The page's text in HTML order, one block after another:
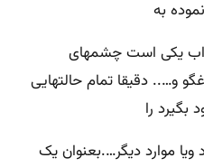
به
یکی است چشمهای
و….. دقیقا تمام حالتهایی
را
موارد دیگر….بعنوان یک